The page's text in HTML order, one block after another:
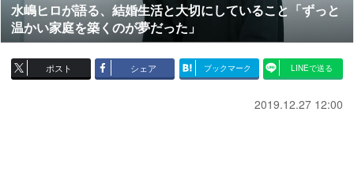
水嶋ヒロが語る、結婚生活と大切にしていること「ずっと
温かい家庭を築くのが夢だった」
ポスト シェア ブックマーク LINEで送る
2019.12.27 12:00